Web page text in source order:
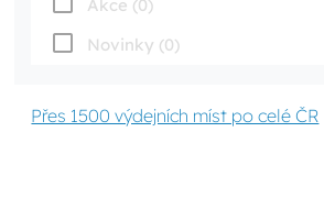
Akce (0)
Novinky (0)
Přes 1500 výdejních míst po celé ČR